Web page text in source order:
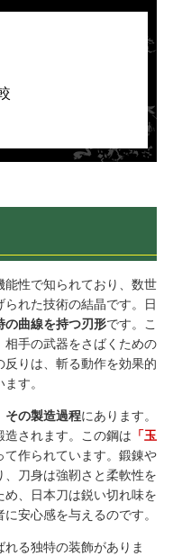
能性で知られており、数世
れた技術の結晶です。日
の曲線を持つ刃形です。こ
手の武器をさばくための
りは、斬る動作を効果的
す。
その製造過程にあります。
造されます。この鋼は 「玉
て作られています。鍛錬や
刀身は強靭さと柔軟性を
、日本刀は鋭い切れ味を
安心感を与えるのです。
れる独特の装飾がありま